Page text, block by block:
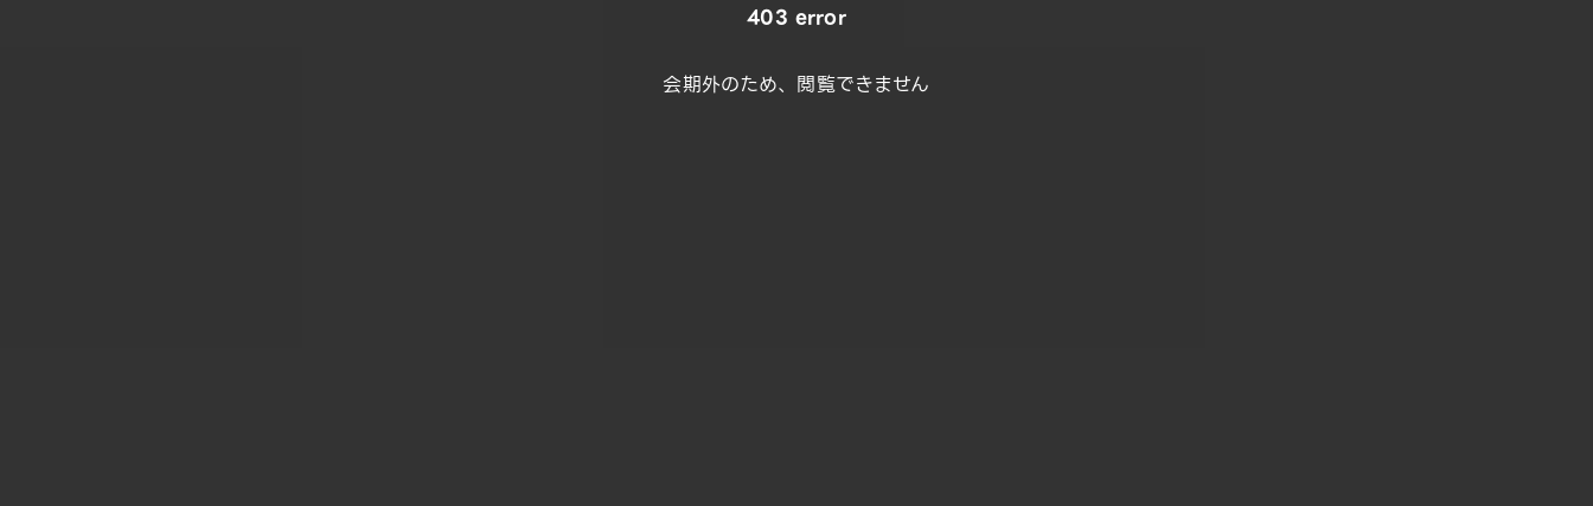
403 error
会期外のため、閲覧できません